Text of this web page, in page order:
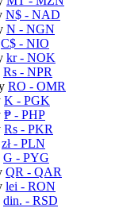
N$ - NAD
N - NGN
C$ - NIO
kr- NOK
Rs - NPR
RO - OMR
K - PGK
₱ - PHP
Rs - PKR
zł- PLN
G - PYG
QR - QAR
lei - RON
din. - RSD